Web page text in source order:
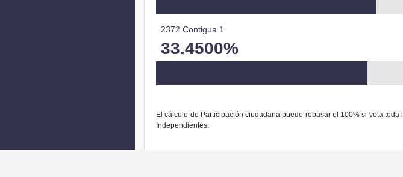
2372 Contigua 1
33.4500%
El cálculo de Participación ciudadana puede rebasar el 100% si vota
Independientes.